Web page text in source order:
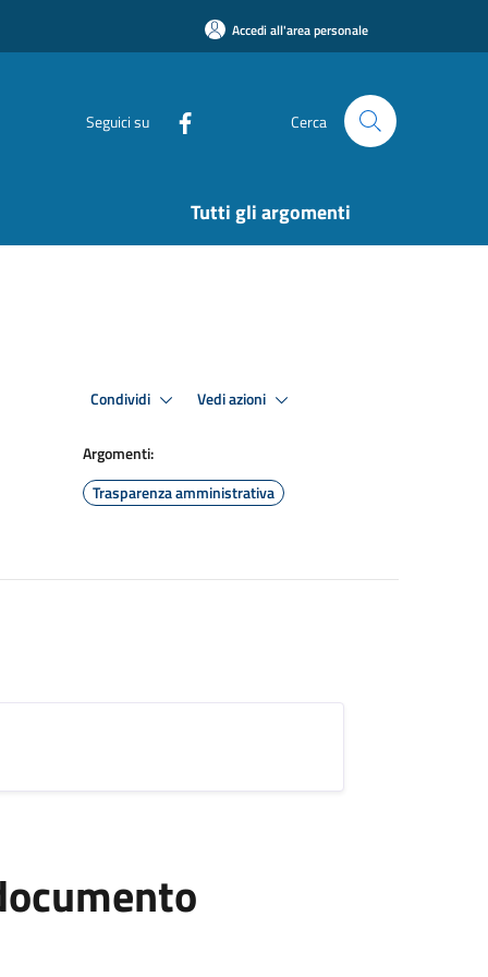
Accedi all'area personale
Seguici su Cerca
Tutti gli argomenti
Condividi Vedi azioni
Argomenti:
Trasparenza amministrativa